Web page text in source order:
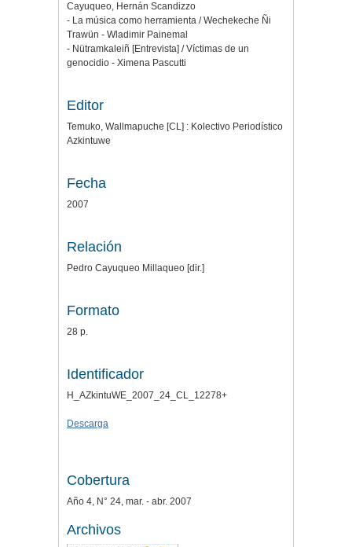
Cayuqueo, Hernán Scandizzo
- La música como herramienta / Wechekeche Ñi
Trawün - Wladimir Painemal
- Nütramkaleiñ [Entrevista] / Víctimas de un
genocidio - Ximena Pascutti
Editor
Temuko, Wallmapuche [CL] : Kolectivo Periodístico
Azkintuwe
Fecha
2007
Relación
Pedro Cayuqueo Millaqueo [dir.]
Formato
28 p.
Identificador
H_AZkintuWE_2007_24_CL_12278+
Descarga
Cobertura
Año 4, N° 24, mar. - abr. 2007
Archivos